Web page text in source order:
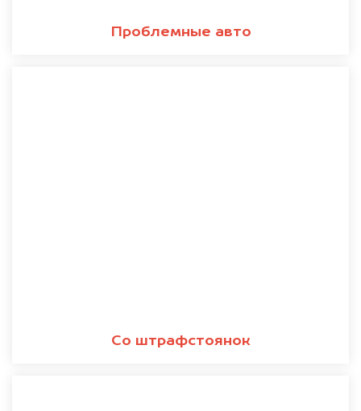
Проблемные авто
Со штрафстоянок